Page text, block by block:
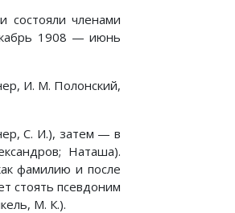
членами
1908 — июнь
И. М. Полонский,
С. И.), затем — в
Наташа).
фамилию и после
стоять псевдоним
М. К.).